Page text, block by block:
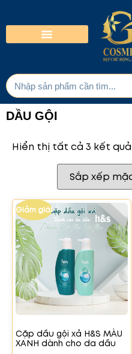
DẦU GỘI
Hiển thị tất cả 3 kết quả
Giảm giá!
Cặp dầu gội xả H&S MÀU
XANH dành cho da dầu